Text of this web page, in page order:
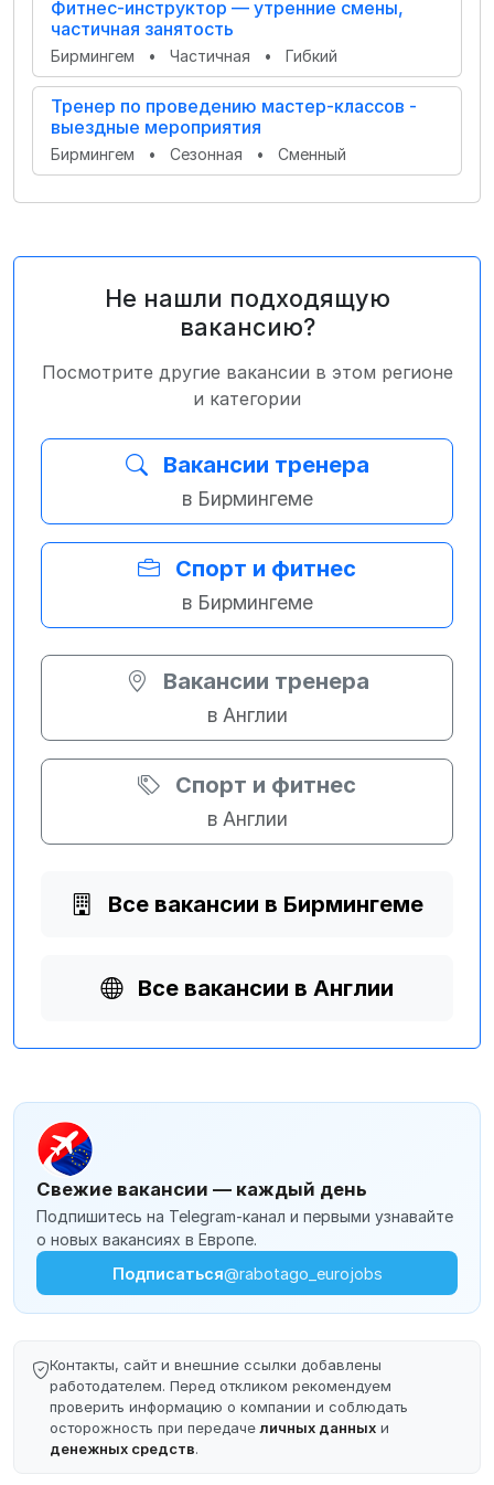
Фитнес‑инструктор — утренние смены,
частичная занятость
Бирмингем • Частичная • Гибкий
Тренер по проведению мастер-классов -
выездные мероприятия
Бирмингем • Сезонная • Сменный
Не нашли подходящую
вакансию?
Посмотрите другие вакансии в этом регионе
и категории
Вакансии тренера
в Бирмингеме
Спорт и фитнес
в Бирмингеме
Вакансии тренера
в Англии
Спорт и фитнес
в Англии
Все вакансии в Бирмингеме
Все вакансии в Англии
Свежие вакансии — каждый день
Подпишитесь на Telegram-канал и первыми узнавайте
о новых вакансиях в Европе.
Подписаться@rabotago_eurojobs
Контакты, сайт и внешние ссылки добавлены
работодателем. Перед откликом рекомендуем
проверить информацию о компании и соблюдать
осторожность при передачеличных данных и
денежных средств.